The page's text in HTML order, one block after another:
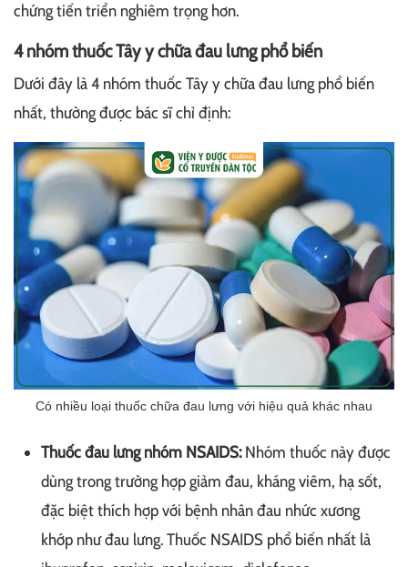
chứng tiến triển nghiêm trọng hơn.
4 nhóm thuốc Tây y chữa đau lưng phổ biến
Dưới đây là 4 nhóm thuốc Tây y chữa đau lưng phổ biến
nhất, thường được bác sĩ chỉ định:
Có nhiều loại thuốc chữa đau lưng với hiệu quả khác nhau
Thuốc đau lưng nhóm NSAIDS:Nhóm thuốc này được
dùng trong trường hợp giảm đau, kháng viêm, hạ sốt,
đặc biệt thích hợp với bệnh nhân đau nhức xương
khớp như đau lưng. Thuốc NSAIDS phổ biến nhất là